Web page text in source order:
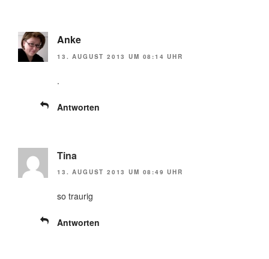
Anke
13. AUGUST 2013 UM 08:14 UHR
.
Antworten
Tina
13. AUGUST 2013 UM 08:49 UHR
so traurig
Antworten